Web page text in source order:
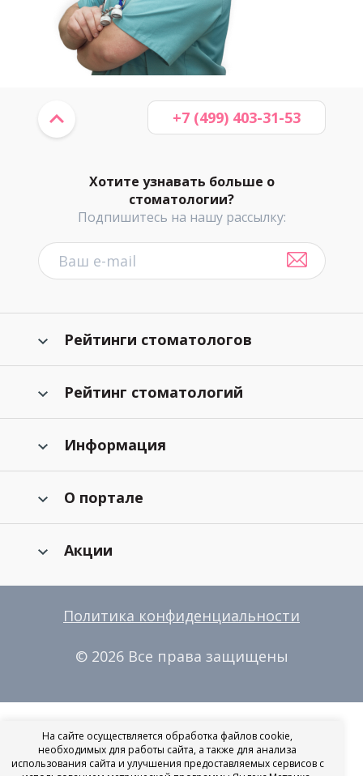
Хотите узнавать больше о
стоматологии?
Подпишитесь на нашу рассылку:
+7 (499) 403-31-53
Рейтинги стоматологов
Рейтинг стоматологий
Информация
О портале
Акции
Политика конфиденциальности
© 2026 Все права защищены
На сайте осуществляется обработка файлов cookie,
необходимых для работы сайта, а также для анализа
использования сайта и улучшения предоставляемых сервисов с